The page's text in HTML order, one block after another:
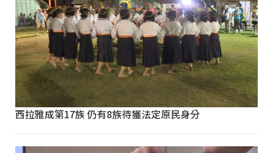
西拉雅成第17族 仍有8族待獲法定原民身分